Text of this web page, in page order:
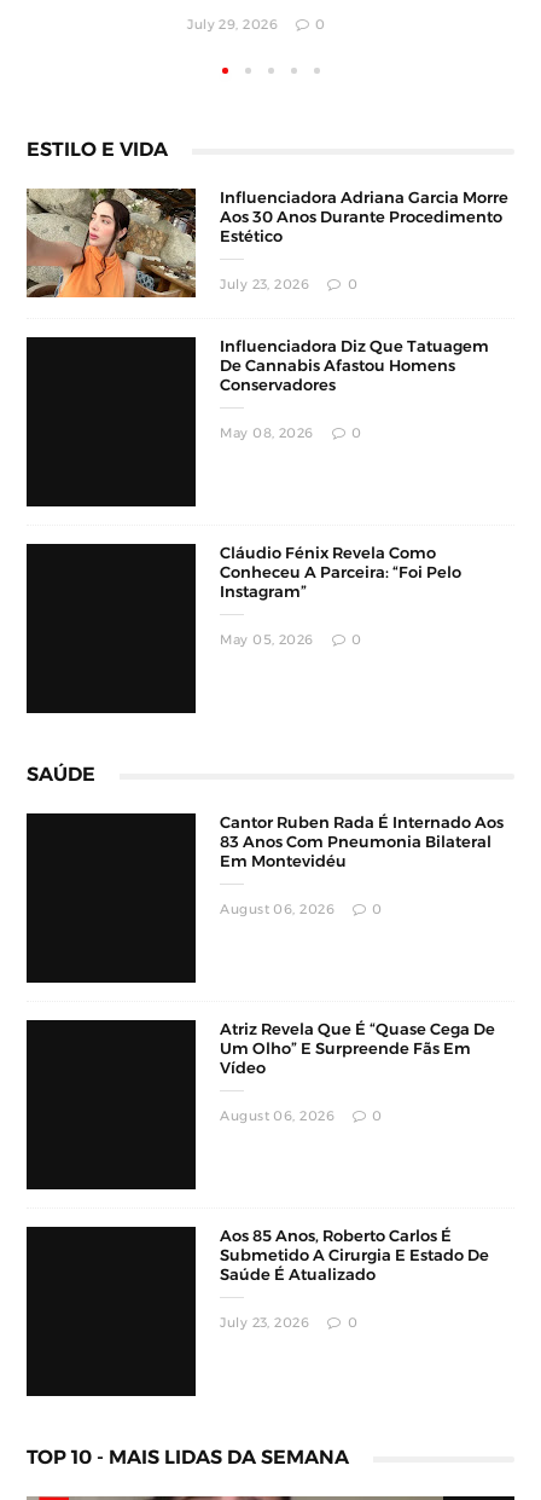
July 29, 2026 0
ESTILO E VIDA
Influenciadora Adriana Garcia Morre
Aos 30 Anos Durante Procedimento
Estético
July 23, 2026 0
Influenciadora Diz Que Tatuagem
De Cannabis Afastou Homens
Conservadores
May 08, 2026 0
May 05, 2026
SAÚDE
August 06, 2026
August 06, 2026
July 23, 2026
TOP 10 - MAIS LIDAS DA SEMANA